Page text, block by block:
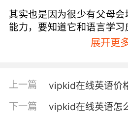
其实也是因为很少有父母
能力，要知道它和语言学习
可以用计时器记下孩子的起
些调整，当然若是家长们可
良好的时间观念，那么孩子
的时间管理上也会更加有心
展开更
上一篇 vipkid在线英语价
下一篇 vipkid在线英语怎